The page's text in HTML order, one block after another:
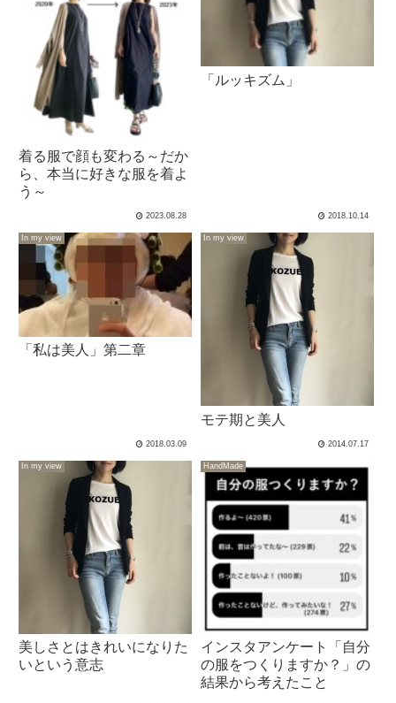
着る服で顔も変わる～だか
ら、本当に好きな服を着よ
う～
2023.08.28
「ルッキズム」
2018.10.14
In my view
「私は美人」第二章
2018.03.09
In my view
モテ期と美人
2014.07.17
In my view
美しさとはきれいになりた
いという意志
HandMade
インスタアンケート「自分
の服をつくりますか？」の
結果から考えたこと